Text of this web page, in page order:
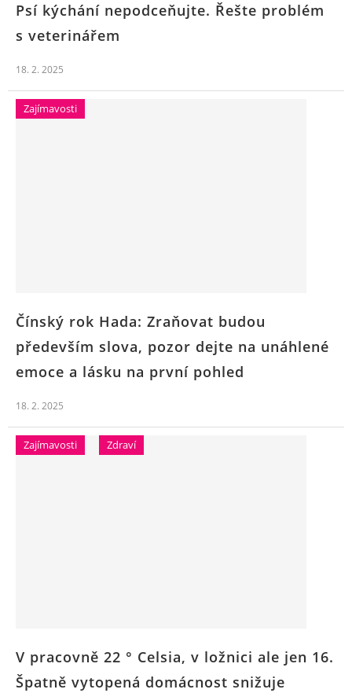
Psí kýchání nepodceňujte. Řešte problém
s veterinářem
18. 2. 2025
Zajímavosti
Čínský rok Hada: Zraňovat budou
především slova, pozor dejte na unáhlené
emoce a lásku na první pohled
18. 2. 2025
Zajímavosti Zdraví
V pracovně 22 ° Celsia, v ložnici ale jen 16.
Špatně vytopená domácnost snižuje